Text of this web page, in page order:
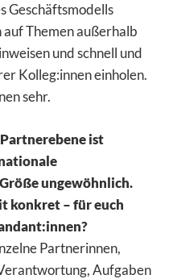
Geschäftsmodells
Themen außerhalb
und schnell und
Kolleg:innen einholen.
sehr.
ist
ungewöhnlich.
konkret – für euch
Partnerinnen,
Aufgaben